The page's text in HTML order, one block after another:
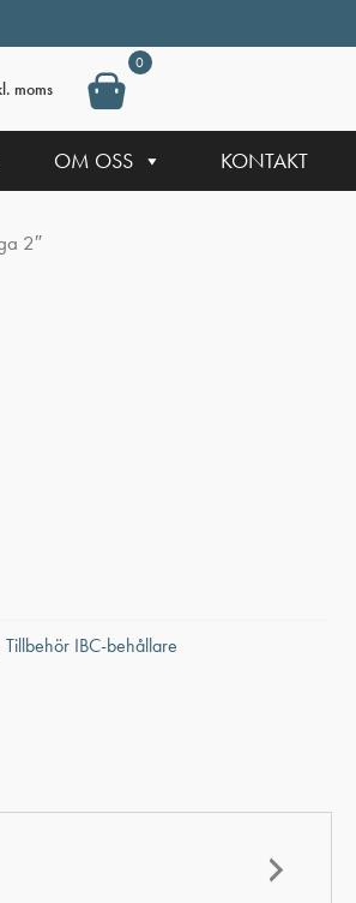
moms
0
OM OSS KONTAKT
2″
Tillbehör IBC-behållare